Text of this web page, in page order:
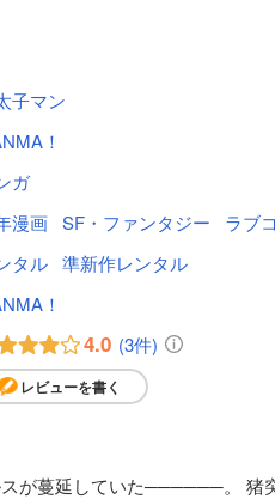
子マン
！
ガ
漫画 SF・ファンタジー ラブ
タル 準新作レンタル
！
4.0 (3件)
レビューを書く
が蔓延していた──────。 猪